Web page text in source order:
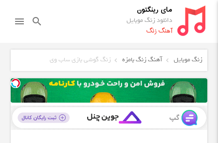
مای رینگتون
دانلود زنگ موبایل
آهنگ زنگ
search
menu
زنگ موبایل آهنگ زنگ بامزه زنگ گوشی بازی ساب وی